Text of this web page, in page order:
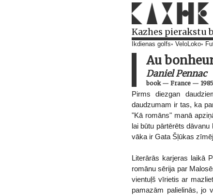
Kazhes pierakstu
Ikdienas golfs VeloLoko
Au
Daniel Pennac
book— France — 1985
Pirms diezgan
daudzumam ir tas, ka
"Kā romāns" manā
lai būtu pārtērēts
vāka ir Gata Šļūkas
Literārās karjeras laikā
romānu sērija par
vientuļš vīrietis ar
pamazām palielinās, jo